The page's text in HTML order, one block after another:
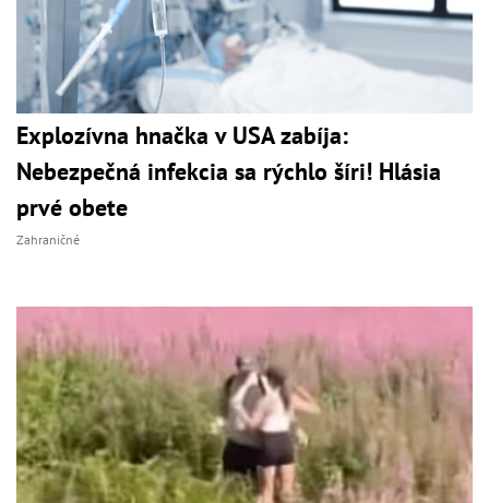
Explozívna hnačka v USA zabíja:
Nebezpečná infekcia sa rýchlo šíri! Hlásia
prvé obete
Zahraničné